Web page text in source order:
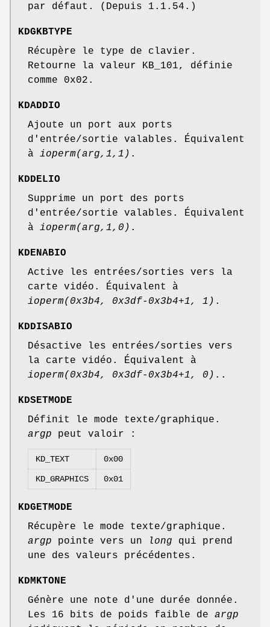
par défaut. (Depuis 1.1.54.)
KDGKBTYPE
Récupère le type de clavier.
Retourne la valeur KB_101, définie
comme 0x02.
KDADDIO
Ajoute un port aux ports
d'entrée/sortie valables. Équivalent
à ioperm(arg,1,1) .
KDDELIO
Supprime un port des ports
d'entrée/sortie valables. Équivalent
à ioperm(arg,1,0) .
KDENABIO
Active les entrées/sorties vers la
carte vidéo. Équivalent à
ioperm(0x3b4,
0x3df-0x3b4+1, 1) .
KDDISABIO
Désactive les entrées/sorties vers
la carte vidéo. Équivalent à
ioperm(0x3b4, 0x3df-0x3b4+1, 0) ..
KDSETMODE
Définit le mode texte/graphique.
argp peut valoir :
KD_TEXT 0x00
KD_GRAPHICS 0x01
KDGETMODE
Récupère le mode texte/graphique.
argp pointe vers un long qui prend
une des valeurs précédentes.
KDMKTONE
Génère une note d'une durée donnée.
Les 16 bits de poids faible de argp